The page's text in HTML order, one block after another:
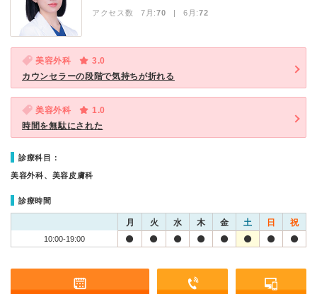
アクセス数 7月:70 | 6月:72
美容外科
3.0
カウンセラーの段階で気持ちが折れる
美容外科
1.0
時間を無駄にされた
診療科目：
美容外科、美容皮膚科
診療時間
月 火 水 木 金 土 日 祝
10:00-19:00